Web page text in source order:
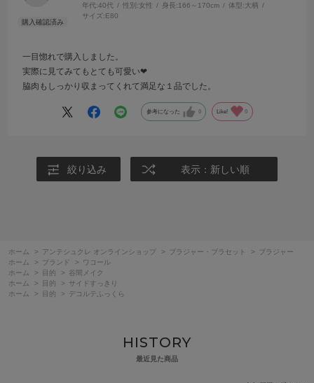
年代:40代 性別:女性 身長:166～170cm 体型:大柄
サイズ: E80
一目惚れで購入しました。
実際に見てみてもとても可愛い❤
脇肉もしっかり収まってくれて満足な１品でした。
参考になった 0 Like! 0
絞り込み 表示：新しい順
ホーム > アンテシュクレ オンラインショップ > ブラジャー・ブラセット >
ブラジャー
ホーム
> ブランド >
ワコール
ホーム
> 目的 >
谷間メイク
ホーム
> 目的 >
サイドすっきり
ホーム
> 目的 > デコルテふっくら
HISTORY
最近見た商品